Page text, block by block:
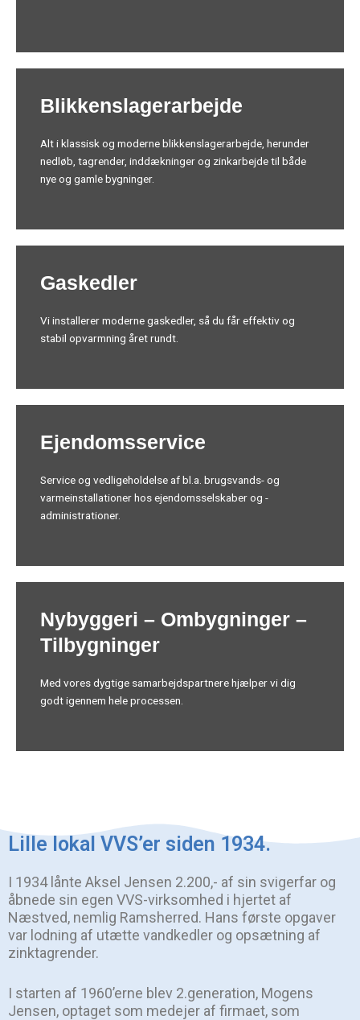
Blikkenslagerarbejde
Alt i klassisk og moderne blikkenslagerarbejde, herunder
nedløb, tagrender, inddækninger og zinkarbejde til både
nye og gamle bygninger.
Gaskedler
Vi installerer moderne gaskedler, så du får effektiv og
stabil opvarmning året rundt.
Ejendomsservice
Service og vedligeholdelse af bl.a. brugsvands- og
varmeinstallationer hos ejendomsselskaber og -
administrationer.
Nybyggeri – Ombygninger –
Tilbygninger
Med vores dygtige samarbejdspartnere hjælper vi dig
godt igennem hele processen.
Lille lokal VVS’er siden 1934.
I 1934 lånte Aksel Jensen 2.200,- af sin svigerfar og
åbnede sin egen VVS-virksomhed i hjertet af
Næstved, nemlig Ramsherred. Hans første opgaver
var lodning af utætte vandkedler og opsætning af
zinktagrender.
I starten af 1960’erne blev 2.generation, Mogens
Jensen, optaget som medejer af firmaet, som